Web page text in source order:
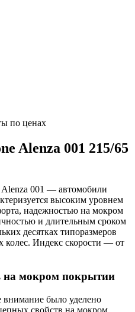
по ценах
Alenza 001 215/65
001 — автомобили
высоким уровнем
надежностью на мокром
и длительным сроком
десятках типоразмеров
Индекс скорости — от
на мокром покрытии
было уделено
свойств на мокром